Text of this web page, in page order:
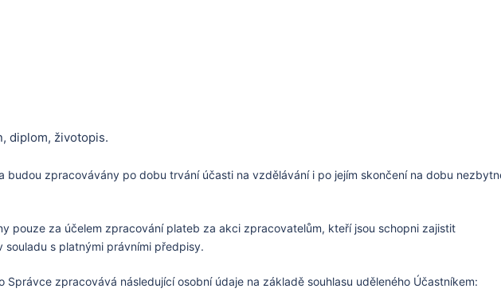
diplom, životopis.
budou zpracovávány po dobu trvání účasti na vzdělávání i po jejím skončení na dobu
pouze za účelem zpracování plateb za akci zpracovatelům, kteří jsou schopni zajistit
souladu s platnými právními předpisy.
Správce zpracovává následující osobní údaje na základě souhlasu uděleného Účastníkem: